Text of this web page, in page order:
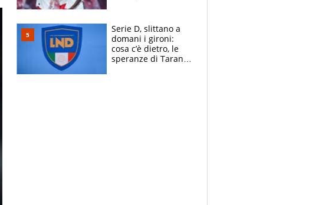
Serie D, slittano a
domani i gironi:
cosa c’è dietro, le
speranze di Taranto